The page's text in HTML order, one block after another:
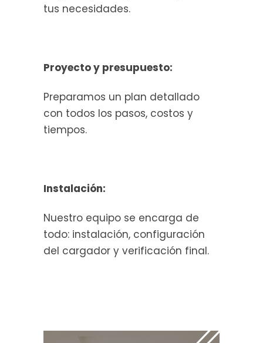
tus necesidades.
Proyecto y presupuesto:
Preparamos un plan detallado
con todos los pasos, costos y
tiempos.
Instalación:
Nuestro equipo se encarga de
todo: instalación, configuración
del cargador y verificación final.